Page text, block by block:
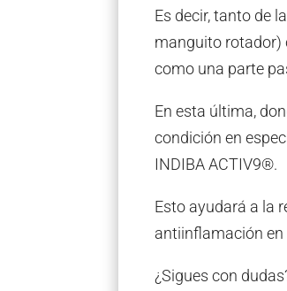
Es decir, tanto de
manguito rotador)
como una parte
En esta última,
condición en
INDIBA ACTIV9®.
Esto ayudará a la
antiinflamación en
¿Sigues con